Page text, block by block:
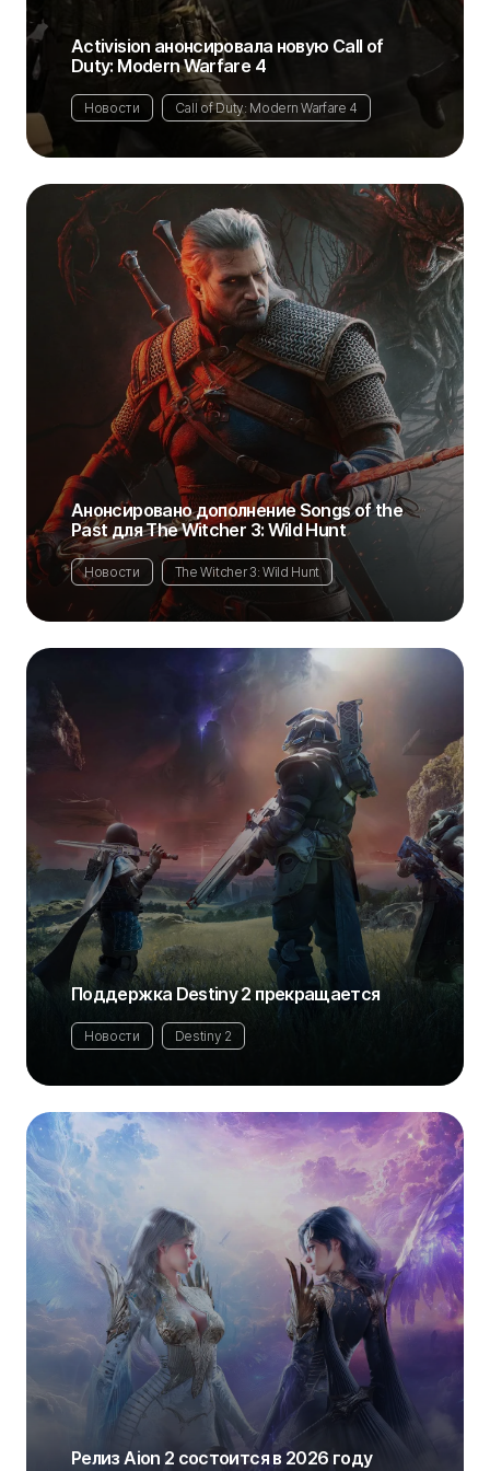
Activision анонсировала новую Call of
Duty: Modern Warfare 4
Новости Call of Duty: Modern Warfare 4
Анонсировано дополнение Songs of the
Past для The Witcher 3: Wild Hunt
Новости The Witcher 3: Wild Hunt
Поддержка Destiny 2 прекращается
Новости Destiny 2
Релиз Aion 2 состоится в 2026 году